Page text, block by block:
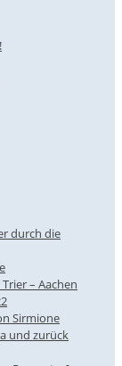
durch die
– Aachen
Sirmione
und zurück